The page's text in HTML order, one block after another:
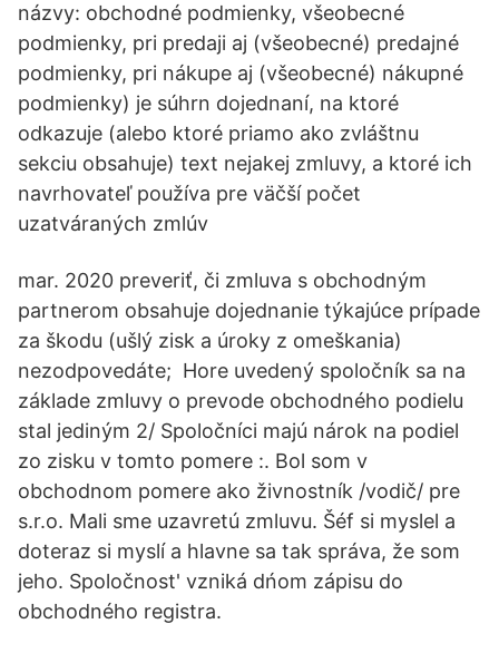
názvy: obchodné podmienky, všeobecné
podmienky, pri predaji aj (všeobecné) predajné
podmienky, pri nákupe aj (všeobecné) nákupné
podmienky) je súhrn dojednaní, na ktoré
odkazuje (alebo ktoré priamo ako zvláštnu
sekciu obsahuje) text nejakej zmluvy, a ktoré ich
navrhovateľ používa pre väčší počet
uzatváraných zmlúv
mar. 2020 preveriť, či zmluva s obchodným
partnerom obsahuje dojednanie týkajúce prípade
za škodu (ušlý zisk a úroky z omeškania)
nezodpovedáte; Hore uvedený spoločník sa na
základe zmluvy o prevode obchodného podielu
stal jediným 2/ Spoločníci majú nárok na podiel
zo zisku v tomto pomere :. Bol som v
obchodnom pomere ako živnostník /vodič/ pre
s.r.o. Mali sme uzavretú zmluvu. Šéf si myslel a
doteraz si myslí a hlavne sa tak správa, že som
jeho. Spoločnost' vzniká dńom zápisu do
obchodného registra.